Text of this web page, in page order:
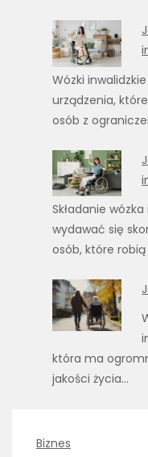
Wózki
urządzenia,
osób z
Składanie
wydawać się
osób, które
która ma
jakości życia…
Biznes